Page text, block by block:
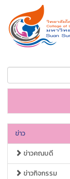
ข่าว
ข่าวคณบดี
ข่าวกิจกรรม